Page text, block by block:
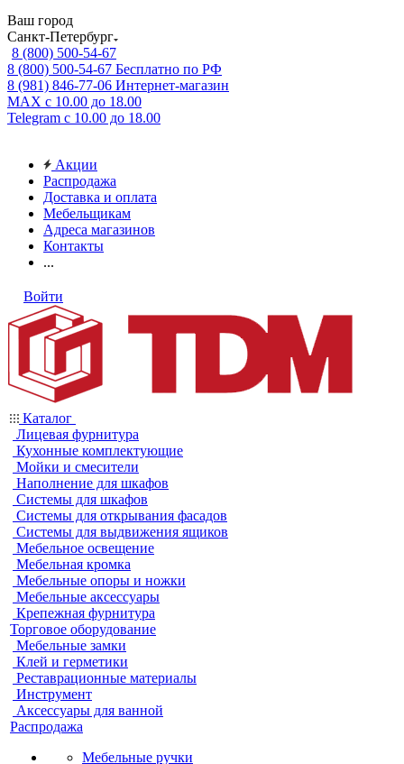
Ваш город
Санкт-Петербург
8 (800) 500-54-67
8 (800) 500-54-67 Бесплатно по РФ
8 (981) 846-77-06 Интернет-магазин
MAX с 10.00 до 18.00
Telegram с 10.00 до 18.00
Акции
Распродажа
Доставка и оплата
Мебельщикам
Адреса магазинов
Контакты
...
Войти
Каталог
Лицевая фурнитура
Кухонные комплектующие
Мойки и смесители
Наполнение для шкафов
Системы для шкафов
Системы для открывания фасадов
Системы для выдвижения ящиков
Мебельное освещение
Мебельная кромка
Мебельные опоры и ножки
Мебельные аксессуары
Крепежная фурнитура
Торговое оборудование
Мебельные замки
Клей и герметики
Реставрационные материалы
Инструмент
Аксессуары для ванной
Распродажа
Мебельные ручки